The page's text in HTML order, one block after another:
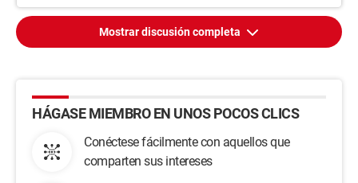
Mostrar discusión completa
HÁGASE MIEMBRO EN UNOS POCOS CLICS
Conéctese fácilmente con aquellos que
comparten sus intereses